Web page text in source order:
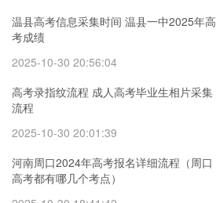
温县高考信息采集时间 温县一中2025年高
考成绩
2025-10-30 20:56:04
高考录指纹流程 成人高考毕业生相片采集
流程
2025-10-30 20:01:39
河南周口2024年高考报名详细流程（周口
高考都有哪几个考点）